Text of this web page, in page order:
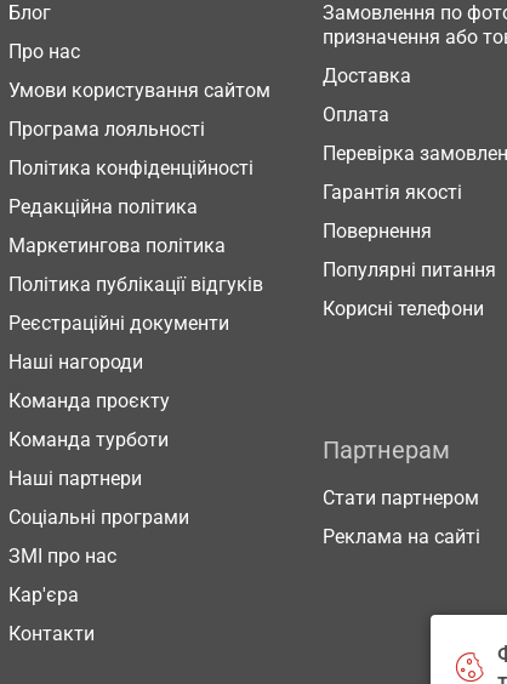
Блог
Про нас
Умови користування сайтом
Програма лояльності
Політика конфіденційності
Редакційна політика
Маркетингова політика
Політика публікації відгуків
Реєстраційні документи
Наші нагороди
Команда проєкту
Команда турботи
Наші партнери
Соціальні програми
ЗМІ про нас
Кар'єра
Контакти
Замовлення по
призначення або
Доставка
Оплата
Перевірка
Гарантія якості
Повернення
Популярні питання
Корисні телефони
Партнерам
Стати партнером
Реклама на сайті